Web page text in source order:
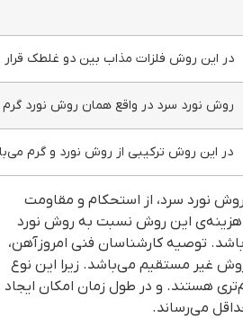
در این روش فلزات مذاب بین دو غلطک قرار
روش نورد سرد در واقع همان روش نورد
در این روش ترکیبی از روش نورد و گرم
نورد سرد، از استحکام و مقاومت
هزینه‌ی این روش نسبت به روش نورد
توصیه کارشناسان فنی امروزآهن،
غیر مستقیم می‌باشد. زیرا این نوع
هستند. و در طول زمان امکان ایجاد
می‌رساند.